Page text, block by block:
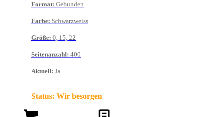
Format: Gebunden
Farbe: Schwarzweiss
Größe: 0, 15, 22
Seitenanzahl: 400
Aktuell: Ja
Status: Wir besorgen